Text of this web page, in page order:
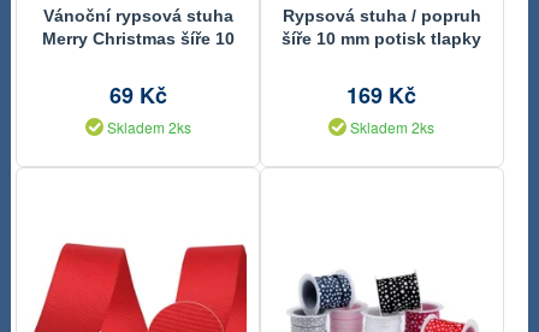
Vánoční rypsová stuha
Merry Christmas šíře 10
69 Kč
Skladem 2ks
Rypsová stuha / popruh
šíře 10 mm potisk tlapky
169 Kč
Skladem 2ks